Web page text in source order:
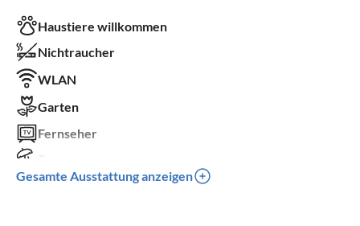
Haustiere willkommen
Nichtraucher
WLAN
Garten
Fernseher
Spülmaschine
Gesamte Ausstattung anzeigen